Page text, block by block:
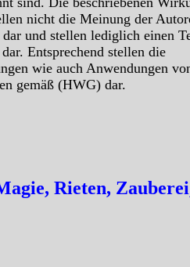
nicht die Meinung der
und stellen lediglich einen
Entsprechend stellen die
wie auch Anwendungen
gemäß (HWG) dar.
Rieten,